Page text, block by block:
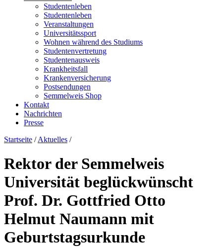
Studentenleben
Studentenleben
Veranstaltungen
Universitätssport
Wohnen während des Studiums
Studentenvertretung
Studentenausweis
Krankheitsfall
Krankenversicherung
Postsendungen
Semmelweis Shop
Kontakt
Nachrichten
Presse
Startseite / Aktuelles /
Rektor der Semmelweis
Universität beglückwünscht
Prof. Dr. Gottfried Otto
Helmut Naumann mit
Geburtstagsurkunde